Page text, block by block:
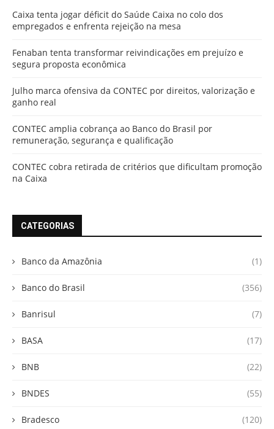
Caixa tenta jogar déficit do Saúde Caixa no colo dos
empregados e enfrenta rejeição na mesa
Fenaban tenta transformar reivindicações em prejuízo e
segura proposta econômica
Julho marca ofensiva da CONTEC por direitos, valorização e
ganho real
CONTEC amplia cobrança ao Banco do Brasil por
remuneração, segurança e qualificação
CONTEC cobra retirada de critérios que dificultam promoção
na Caixa
CATEGORIAS
Banco da Amazônia (1)
Banco do Brasil (356)
Banrisul (7)
BASA (17)
BNB (22)
BNDES (55)
Bradesco (120)